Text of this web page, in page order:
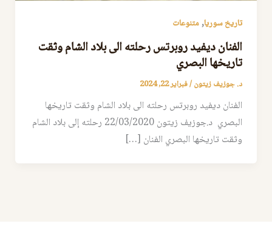
تاريخ سوريا,متنوعات
الفنان ديفيد روبرتس رحلته الى بلاد الشام وثقت
تاريخها البصري
د. جوزيف زيتون/فبراير 22, 2024
الفنان ديفيد روبرتس رحلته الى بلاد الشام وثقت تاريخها
البصري د.جوزيف زيتون 22/03/2020 رحلته إلى بلاد الشام
وثقت تاريخها البصري الفنان […]